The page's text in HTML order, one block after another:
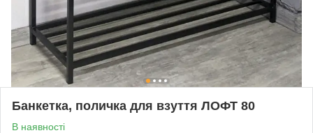
Банкетка, поличка для взуття ЛОФТ 80
В наявності